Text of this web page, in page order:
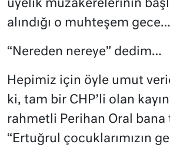
üyelik müzakerelerinin
alındığı o muhteşem gece…
“Nereden nereye” dedim…
Hepimiz için öyle umut
ki, tam bir CHP’li olan
rahmetli Perihan Oral
“Ertuğrul çocuklarımızın